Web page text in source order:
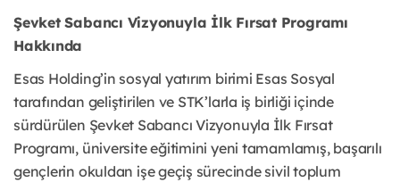
Şevket Sabancı Vizyonuyla İlk Fırsat Programı
Hakkında
Esas Holding’in sosyal yatırım birimi Esas Sosyal
tarafından geliştirilen ve STK’larla iş birliği içinde
sürdürülen Şevket Sabancı Vizyonuyla İlk Fırsat
Programı, üniversite eğitimini yeni tamamlamış, başarılı
gençlerin okuldan işe geçiş sürecinde sivil toplum